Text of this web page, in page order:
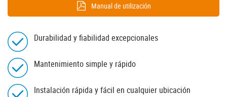
Manual de utilización
Durabilidad y fiabilidad excepcionales
Mantenimiento simple y rápido
Instalación rápida y fácil en cualquier ubicación